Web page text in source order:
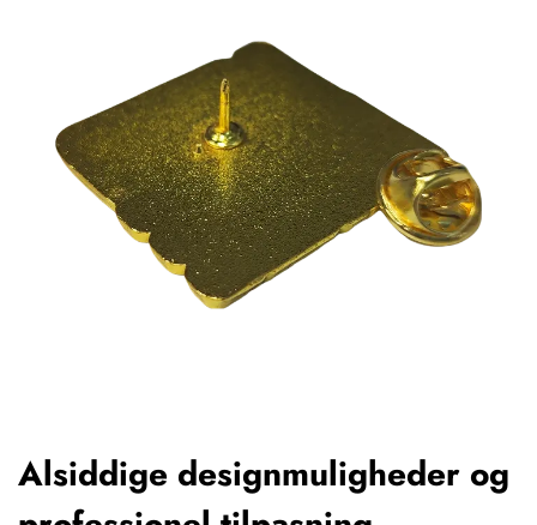
Alsiddige designmuligheder og